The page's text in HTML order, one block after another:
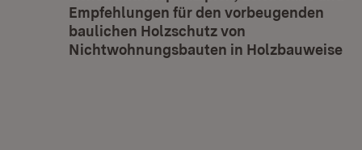
Empfehlungen für den vorbeugenden
baulichen Holzschutz von
Nichtwohnungsbauten in Holzbauweise